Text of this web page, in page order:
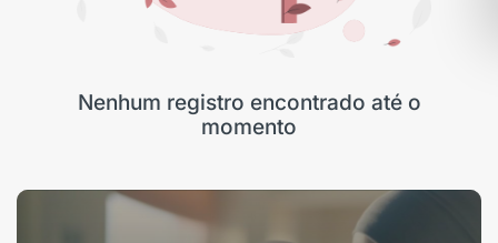
Nenhum registro encontrado até o
momento